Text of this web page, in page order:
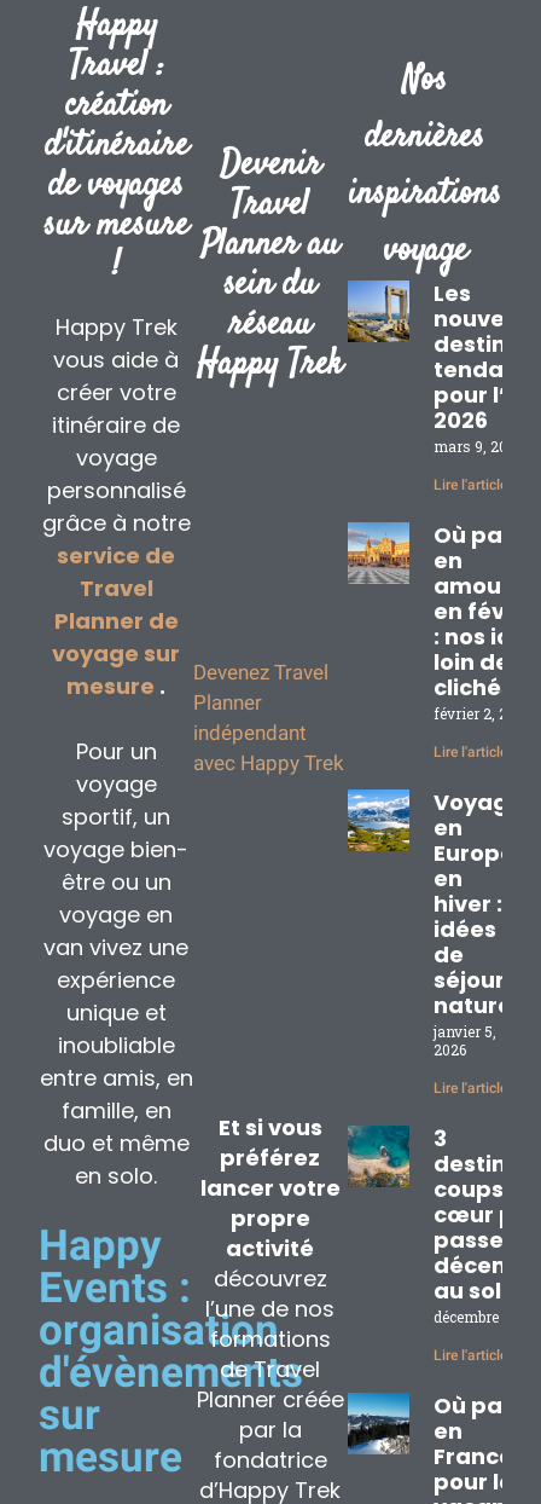
Happy
Travel :
création
d'itinéraire
de voyages
sur mesure
!
Happy Trek
vous aide à
créer votre
itinéraire de
voyage
personnalisé
grâce à notre
service de
Travel
Planner de
voyage sur
mesure .
Pour un
voyage
sportif, un
voyage bien-
être ou un
voyage en
van vivez une
expérience
unique et
inoubliable
entre amis, en
famille, en
duo et même
en solo.
Happy
Events :
organisation
d'évènements
sur
mesure
Devenir
Travel
Planner au
sein du
réseau
Happy Trek
Devenez Travel
Planner
indépendant
avec Happy Trek
Et si vous
préférez
lancer votre
propre
activité
découvrez
l’une de nos
formations
de Travel
Planner créée
par la
fondatrice
d’Happy Trek
Nos
dernières
inspirations
voyage
Les
pour
2026
mars 9, 2026
Lire l'article »
Où partir
en
en
: nos
loin des
clichés
février 2, 2026
Lire l'article »
Voyage
en
Europe
en
hiver : 3
idées
de
séjours
nature
janvier 5,
2026
Lire l'article »
3
coups de
cœur
passer
au soleil
décembre 2,
Lire l'article »
Où partir
en
France
pour les